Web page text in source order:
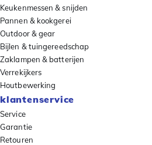
Keukenmessen & snijden
Pannen & kookgerei
Outdoor & gear
Bijlen & tuingereedschap
Zaklampen & batterijen
Verrekijkers
Houtbewerking
klantenservice
Service
Garantie
Retouren